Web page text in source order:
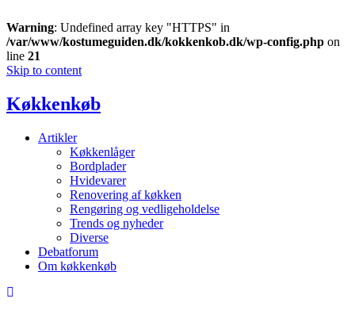
Warning: Undefined array key "HTTPS" in
/var/www/kostumeguiden.dk/kokkenkob.dk/wp-config.php on
line 21
Skip to content
Køkkenkøb
Artikler
Køkkenlåger
Bordplader
Hvidevarer
Renovering af køkken
Rengøring og vedligeholdelse
Trends og nyheder
Diverse
Debatforum
Om køkkenkøb